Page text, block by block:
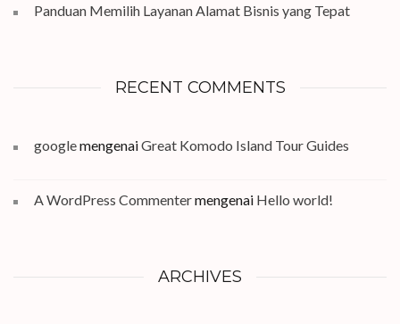
Panduan Memilih Layanan Alamat Bisnis yang Tepat
RECENT COMMENTS
googlemengenaiGreat Komodo Island Tour Guides
A WordPress Commentermengenai Hello world!
ARCHIVES